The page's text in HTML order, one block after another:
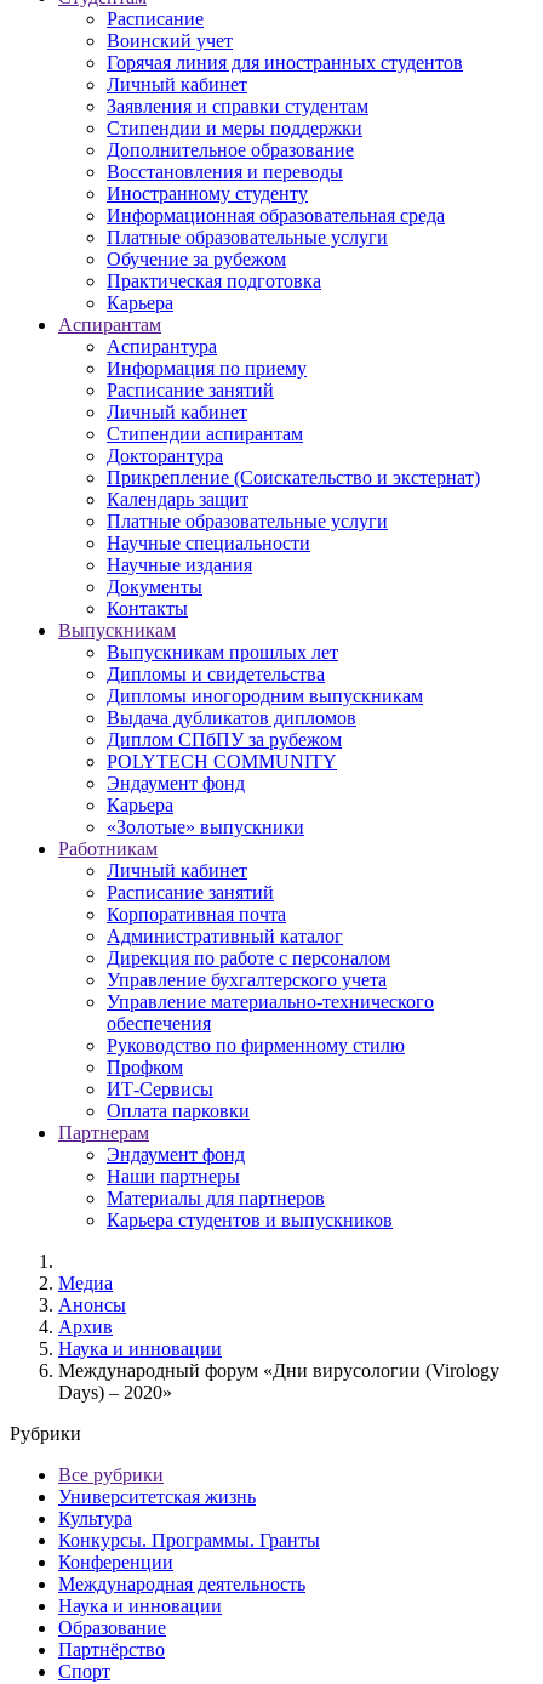
Расписание
Воинский учет
Горячая линия для иностранных студентов
Личный кабинет
Заявления и справки студентам
Стипендии и меры поддержки
Дополнительное образование
Восстановления и переводы
Иностранному студенту
Информационная образовательная среда
Платные образовательные услуги
Обучение за рубежом
Практическая подготовка
Карьера
Аспирантам
Аспирантура
Информация по приему
Расписание занятий
Личный кабинет
Стипендии аспирантам
Докторантура
Прикрепление (Соискательство и экстернат)
Календарь защит
Платные образовательные услуги
Научные специальности
Научные издания
Документы
Контакты
Выпускникам
Выпускникам прошлых лет
Дипломы и свидетельства
Дипломы иногородним выпускникам
Выдача дубликатов дипломов
Диплом СПбПУ за рубежом
POLYTECH COMMUNITY
Эндаумент фонд
Карьера
«Золотые» выпускники
Работникам
Личный кабинет
Расписание занятий
Корпоративная почта
Административный каталог
Дирекция по работе с персоналом
Управление бухгалтерского учета
Управление материально-технического
обеспечения
Руководство по фирменному стилю
Профком
ИТ-Сервисы
Оплата парковки
Партнерам
Эндаумент фонд
Наши партнеры
Материалы для партнеров
Карьера студентов и выпускников
Медиа
Анонсы
Архив
Наука и инновации
Международный форум «Дни вирусологии (Virology
Days) – 2020»
Рубрики
Все рубрики
Университетская жизнь
Культура
Конкурсы. Программы. Гранты
Конференции
Международная деятельность
Наука и инновации
Образование
Партнёрство
Спорт